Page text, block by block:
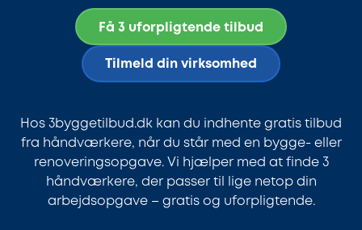
Få 3 uforpligtende tilbud
Tilmeld din virksomhed
Hos 3byggetilbud.dk kan du indhente gratis tilbud
fra håndværkere, når du står med en bygge- eller
renoveringsopgave. Vi hjælper med at finde 3
håndværkere, der passer til lige netop din
arbejdsopgave – gratis og uforpligtende.